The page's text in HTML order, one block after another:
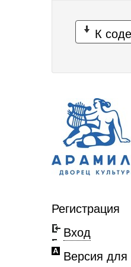
К
Регистрация
Вход
Версия